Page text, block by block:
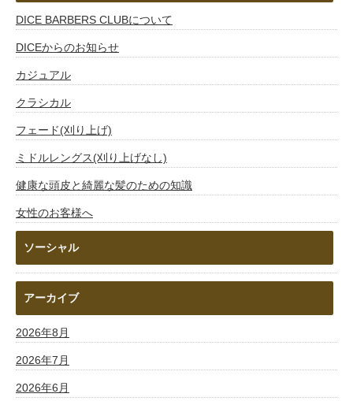
DICE BARBERS CLUBについて
DICEからのお知らせ
カジュアル
クラシカル
フェード(刈り上げ)
ミドルレングス(刈り上げなし)
健康な頭皮と綺麗な髪のための知識
女性のお客様へ
ソーシャル
アーカイブ
2026年8月
2026年7月
2026年6月